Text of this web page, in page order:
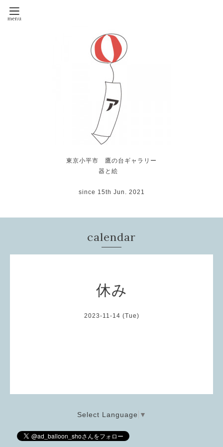
東京小平市 鷹の台ギャラリー
器と絵
since 15th Jun. 2021
calendar
休み
2023-11-14 (Tue)
Select Language ▼